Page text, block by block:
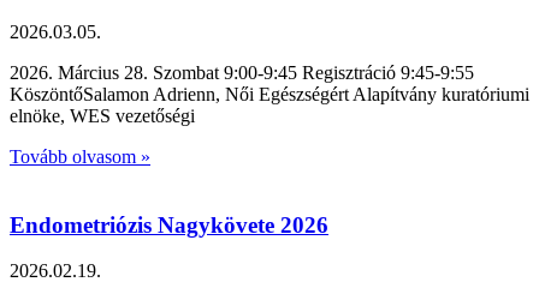
2026.03.05.
2026. Március 28. Szombat 9:00-9:45 Regisztráció 9:45-9:55
KöszöntőSalamon Adrienn, Női Egészségért Alapítvány kuratóriumi
elnöke, WES vezetőségi
Tovább olvasom »
Endometriózis Nagykövete 2026
2026.02.19.